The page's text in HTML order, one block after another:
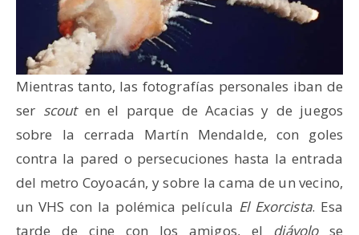
Mientras tanto, las fotografías personales iban de
ser scouten el parque de Acacias y de juegos
sobre la cerrada Martín Mendalde, con goles
contra la pared o persecuciones hasta la entrada
del metro Coyoacán, y sobre la cama de un vecino,
un VHS con la polémica película El Exorcista. Esa
tarde de cine con los amigos, el diávolose